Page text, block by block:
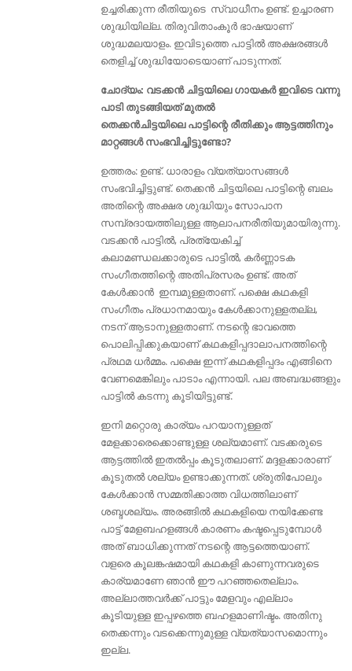
ഉച്ചരിക്കുന്ന രീതിയുടെ സ്വാധീനം ഉണ്ട്. ഉച്ചാരണ
ശുദ്ധിയില്ല. തിരുവിതാംകൂര്‍ ഭാഷയാണ്‌
ശുദ്ധമലയാളം. ഇവിടുത്തെ പാട്ടില്‍ അക്ഷരങ്ങള്‍
തെളിച്ച് ശുദ്ധിയോടെയാണ് പാടുന്നത്.
ചോദ്യം: വടക്കൻ ചിട്ടയിലെ ഗായകര്‍ ഇവിടെ വന്നു
പാടി തുടങ്ങിയത് മുതല്‍
തെക്കന്‍ചിട്ടയിലെ പാട്ടിന്റെ രീതിക്കും ആട്ടത്തിനും
മാറ്റങ്ങള്‍ സംഭവിച്ചിട്ടുണ്ടോ?
ഉത്തരം: ഉണ്ട്. ധാരാളം വ്യത്യാസങ്ങൾ
സംഭവിച്ചിട്ടുണ്ട്. തെക്കന്‍ ചിട്ടയിലെ പാട്ടിന്റെ ബലം
അതിന്റെ അക്ഷര ശുദ്ധിയും സോപാന
സമ്പ്രദായത്തിലുള്ള ആലാപനരീതിയുമായിരുന്നു.
വടക്കൻ പാട്ടിൽ, പ്രത്യേകിച്ച്
കലാമണ്ഡലക്കാരുടെ പാട്ടിൽ, കർണ്ണാടക
സംഗീതത്തിന്റെ അതിപ്രസരം ഉണ്ട്. അത്
കേൾക്കാൻ ഇമ്പമുള്ളതാണ്. പക്ഷെ കഥകളി
സംഗീതം പ്രധാനമായും കേൾക്കാനുള്ളതല്ല,
നടന് ആടാനുള്ളതാണ്. നടന്റെ ഭാവത്തെ
പൊലിപ്പിക്കുകയാണ് കഥകളിപ്പദാലാപനത്തിന്റെ
പ്രഥമ ധർമ്മം. പക്ഷെ ഇന്ന് കഥകളിപ്പദം എങ്ങിനെ
വേണമെങ്കിലും പാടാം എന്നായി. പല അബദ്ധങ്ങളും
പാട്ടില്‍ കടന്നു കൂടിയിട്ടുണ്ട്.
ഇനി മറ്റൊരു കാര്യം പറയാനുള്ളത്
മേളക്കാരെക്കൊണ്ടുള്ള ശല്യമാണ്. വടക്കരുടെ
ആട്ടത്തിൽ ഇതൽപ്പം കൂടുതലാണ്. മദ്ദളക്കാരാണ്
കൂടുതല്‍ ശല്യം ഉണ്ടാക്കുന്നത്‌. ശ്രുതിപോലും
കേള്‍ക്കാന്‍ സമ്മതിക്കാത്ത വിധത്തിലാണ്
ശബ്ദശല്യം. അരങ്ങിൽ കഥകളിയെ നയിക്കേണ്ട
പാട്ട് മേളബഹളങ്ങൾ കാരണം കഷ്ടപ്പെടുമ്പോൾ
അത് ബാധിക്കുന്നത് നടന്റെ ആട്ടത്തെയാണ്.
വളരെ കൂലങ്കഷമായി കഥകളി കാണുന്നവരുടെ
കാര്യമാണേ ഞാൻ ഈ പറഞ്ഞതെല്ലാം.
അല്ലാത്തവർക്ക് പാട്ടും മേളവും എല്ലാം
കൂടിയുള്ള ഇപ്പഴത്തെ ബഹളമാണിഷ്ടം. അതിനു
തെക്കന്നും വടക്കെന്നുമുള്ള വ്യത്യാസമൊന്നും
ഇല്ല.